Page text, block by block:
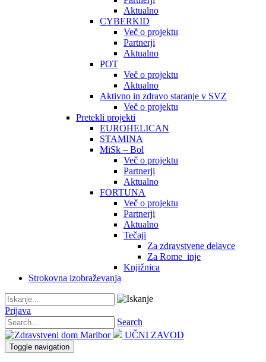
Aktualno
CYBERKID
Več o projektu
Partnerji
Aktualno
POT
Več o projektu
Aktualno
Aktivno in zdravo staranje v SVZ
Več o projektu
Pretekli projekti
EUROHELICAN
STAMINA
MiSk – Bol
Več o projektu
Partnerji
Aktualno
FORTUNA
Več o projektu
Partnerji
Aktualno
Tečaji
Za zdravstvene delavce
Za Rome_inje
Knjižnica
Strokovna izobraževanja
Prijava
Search
UČNI ZAVOD
Toggle navigation